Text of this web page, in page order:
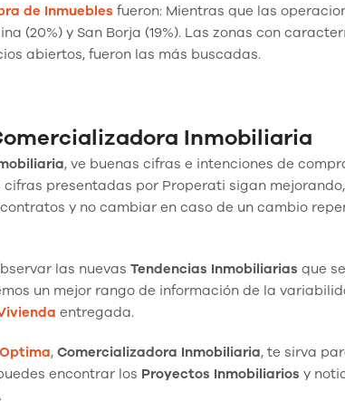
de Inmuebles fueron: Mientras que las
(20%) y San Borja (19%). Las zonas con
abiertos, fueron las más buscadas.
Inmobiliaria
, ve buenas cifras e intenciones de
presentadas por Properati sigan
y no cambiar en caso de un cambio
las nuevas Tendencias Inmobiliarias que
un mejor rango de información de la
entregada.
Optima, Comercializadora Inmobiliaria, te sirva
encontrar los Proyectos Inmobiliarios y